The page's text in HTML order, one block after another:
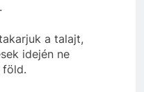
a talajt,
idején ne
föld.